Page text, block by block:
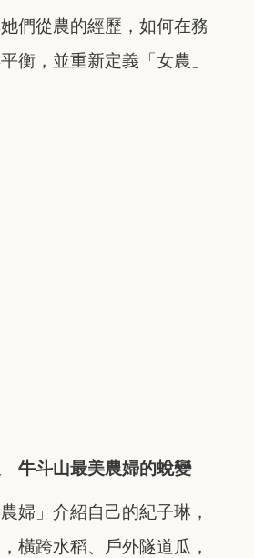
們從農的經歷，如何在務
衡，並重新定義「女農」
牛斗山最美農婦的蛻變
婦」介紹自己的紀子琳，
橫跨水稻、戶外隧道瓜，